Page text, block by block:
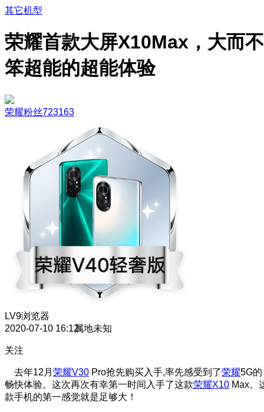
其它机型
荣耀首款大屏X10Max，大而不
笨超能的超能体验
荣耀粉丝723163
LV9浏览器
2020-07-10 16:12属地未知
关注
去年12月 荣耀V30 Pro抢先购买入手,率先感受到了荣耀5G的
畅快体验。这次再次有幸第一时间入手了这款荣耀X10 Max。
款手机的第一感觉就是足够大！